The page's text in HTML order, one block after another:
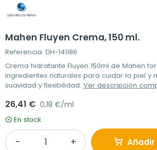
Mahen Fluyen Crema, 150 ml.
Referencia: DH-141186
Crema hidratante Fluyen 150ml de Mahen
ingredientes naturales para cuidar la piel y
suavidad y flexibilidad. Ver descripción
26,41 € 0,18 €/ml
En stock